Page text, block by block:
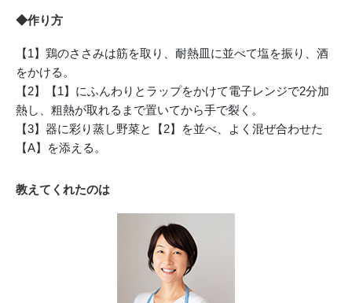
◆作り方
【1】鶏のささみは筋を取り、耐熱皿に並べて塩を振り、酒
をかける。
【2】【1】にふんわりとラップをかけて電子レンジで2分加
熱し、粗熱が取れるまで置いてから手で裂く。
【3】器に彩り蒸し野菜と【2】を並べ、よく混ぜ合わせた
【A】を添える。
教えてくれたのは